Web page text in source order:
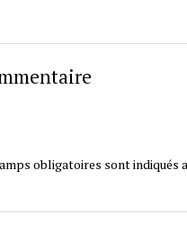
obligatoires sont indiqués